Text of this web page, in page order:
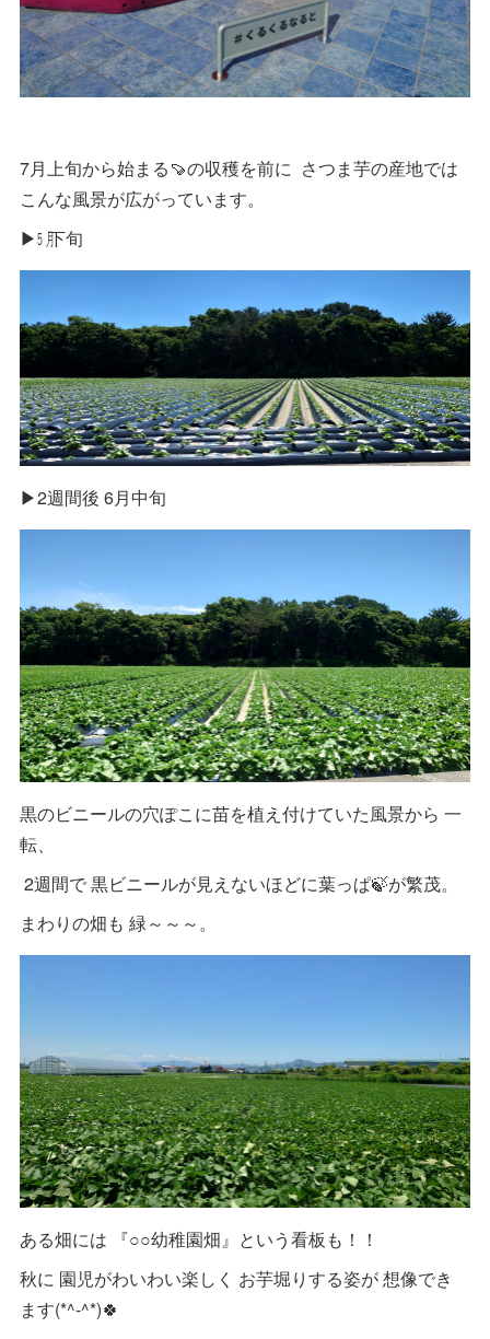
7月上旬から始まる🍠の収穫を前に さつま芋の産地では
こんな風景が広がっています。
▶㋄下旬
▶2週間後 6月中旬
黒のビニールの穴ぽこに苗を植え付けていた風景から 一
転、
2週間で 黒ビニールが見えないほどに葉っぱ🍃が繁茂。
まわりの畑も 緑～～～。
ある畑には 『○○幼稚園畑』という看板も！！
秋に 園児がわいわい楽しく お芋堀りする姿が 想像でき
ます(*^-^*)🍀